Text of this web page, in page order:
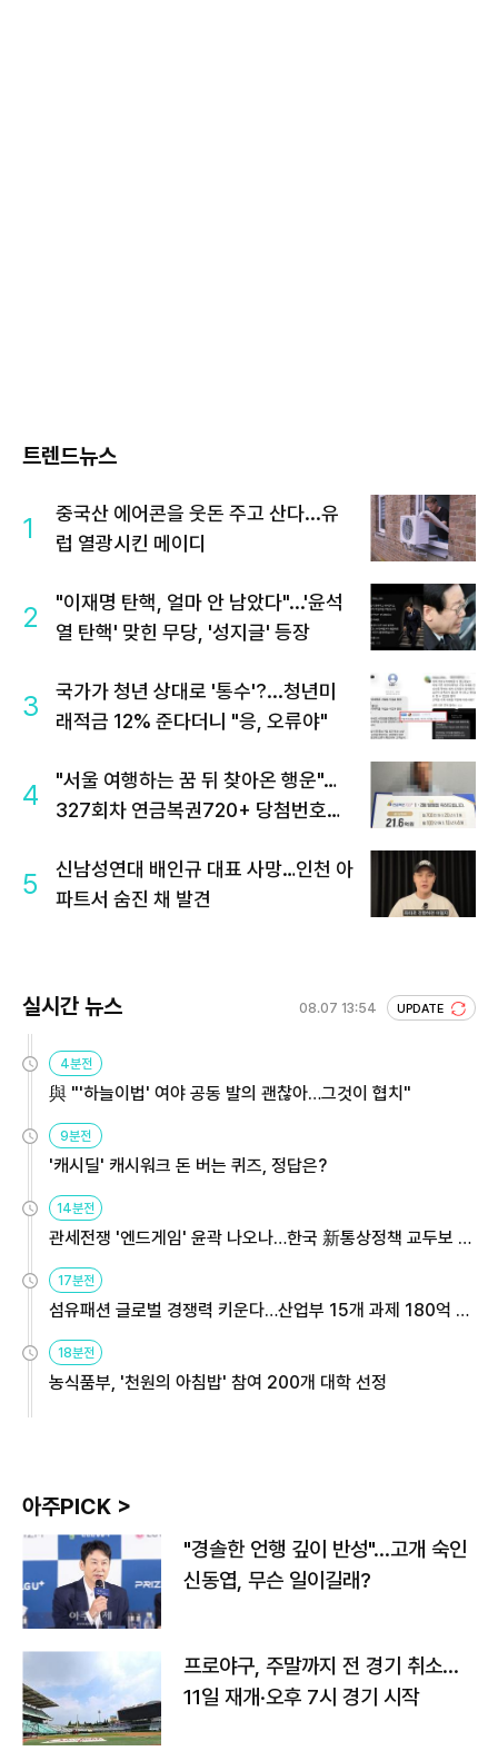
트렌드뉴스
1
중국산 에어콘을 웃돈 주고 산다...유
럽 열광시킨 메이디
2
"이재명 탄핵, 얼마 안 남았다"...'윤석
열 탄핵' 맞힌 무당, '성지글' 등장
3
국가가 청년 상대로 '통수'?...청년미
래적금 12% 준다더니 "응, 오류야"
4
"서울 여행하는 꿈 뒤 찾아온 행운"…
327회차 연금복권720+ 당첨번호조
5
신남성연대 배인규 대표 사망…인천 아
파트서 숨진 채 발견
실시간 뉴스 08.07 13:54 UPDATE
4분전
與 "'하늘이법' 여야 공동 발의 괜찮아…그것이 협치"
9분전
'캐시딜' 캐시워크 돈 버는 퀴즈, 정답은?
14분전
관세전쟁 '엔드게임' 윤곽 나오나…한국 新통상정책 교두보 활
용해야
17분전
섬유패션 글로벌 경쟁력 키운다…산업부 15개 과제 180억 지
원
18분전
농식품부, '천원의 아침밥' 참여 200개 대학 선정
아주PICK >
"경솔한 언행 깊이 반성"…고개 숙인
신동엽, 무슨 일이길래?
프로야구, 주말까지 전 경기 취소…
11일 재개·오후 7시 경기 시작